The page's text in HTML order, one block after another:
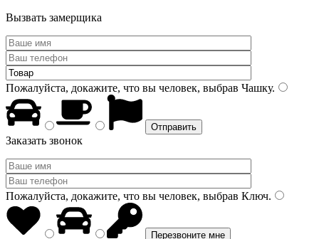
Вызвать замерщика
Пожалуйста, докажите, что вы человек, выбрав Чашку.
Заказать звонок
Пожалуйста, докажите, что вы человек, выбрав Ключ.